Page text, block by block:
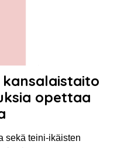
opettaa
sekä teini-ikäisten